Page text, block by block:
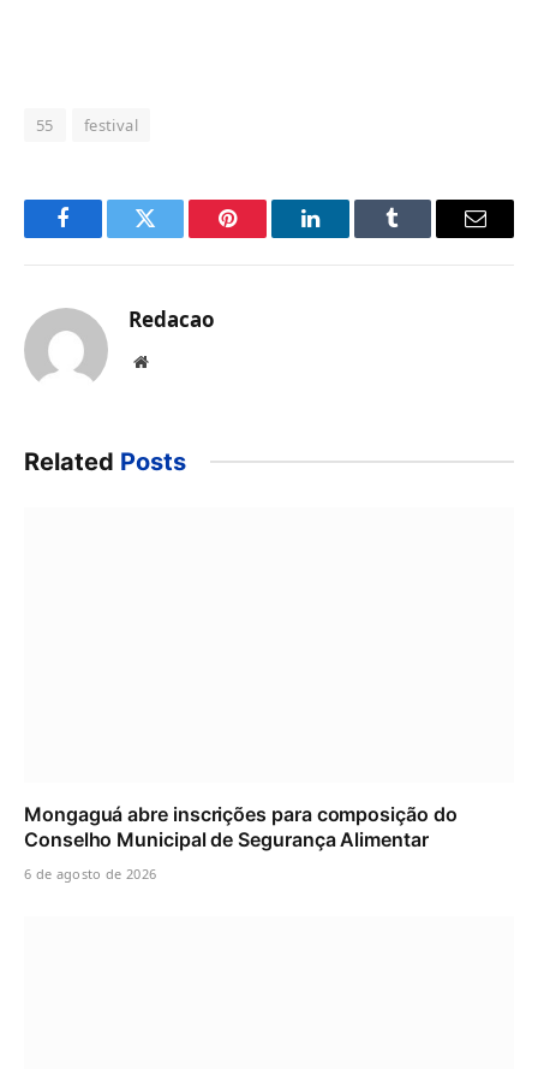
55 festival
FacebookTwitter Pinterest LinkedInTumblr Email
Redacao
Website
Related Posts
Mongaguá abre inscrições para composição do
Conselho Municipal de Segurança Alimentar
6 de agosto de 2026